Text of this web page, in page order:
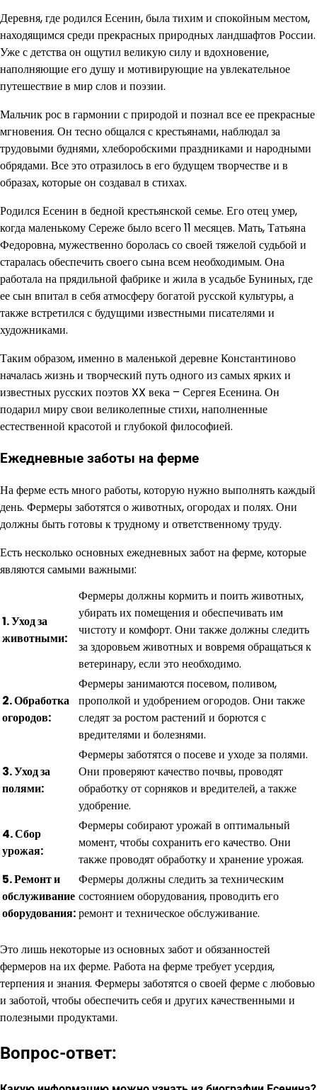
Деревня, где родился Есенин, была тихим и спокойным местом,
находящимся среди прекрасных природных ландшафтов России.
Уже с детства он ощутил великую силу и вдохновение,
наполняющие его душу и мотивирующие на увлекательное
путешествие в мир слов и поэзии.
Мальчик рос в гармонии с природой и познал все ее прекрасные
мгновения. Он тесно общался с крестьянами, наблюдал за
трудовыми буднями, хлеборобскими праздниками и народными
обрядами. Все это отразилось в его будущем творчестве и в
образах, которые он создавал в стихах.
Родился Есенин в бедной крестьянской семье. Его отец умер,
когда маленькому Сереже было всего 11 месяцев. Мать, Татьяна
Федоровна, мужественно боролась со своей тяжелой судьбой и
старалась обеспечить своего сына всем необходимым. Она
работала на прядильной фабрике и жила в усадьбе Буниных, где
ее сын впитал в себя атмосферу богатой русской культуры, а
также встретился с будущими известными писателями и
художниками.
Таким образом, именно в маленькой деревне Константиново
началась жизнь и творческий путь одного из самых ярких и
известных русских поэтов XX века – Сергея Есенина. Он
подарил миру свои великолепные стихи, наполненные
естественной красотой и глубокой философией.
Ежедневные заботы на ферме
На ферме есть много работы, которую нужно выполнять каждый
день. Фермеры заботятся о животных, огородах и полях. Они
должны быть готовы к трудному и ответственному труду.
Есть несколько основных ежедневных забот на ферме, которые
являются самыми важными:
1. Уход за
животными:
Фермеры должны кормить и поить животных,
убирать их помещения и обеспечивать им
чистоту и комфорт. Они также должны следить
за здоровьем животных и вовремя обращаться к
ветеринару, если это необходимо.
2. Обработка
огородов:
Фермеры занимаются посевом, поливом,
прополкой и удобрением огородов. Они также
следят за ростом растений и борются с
вредителями и болезнями.
3. Уход за
полями:
Фермеры заботятся о посеве и уходе за полями.
Они проверяют качество почвы, проводят
обработку от сорняков и вредителей, а также
удобрение.
4. Сбор
урожая:
Фермеры собирают урожай в оптимальный
момент, чтобы сохранить его качество. Они
также проводят обработку и хранение урожая.
5. Ремонт и
обслуживание
оборудования:
Фермеры должны следить за техническим
состоянием оборудования, проводить его
ремонт и техническое обслуживание.
Это лишь некоторые из основных забот и обязанностей
фермеров на их ферме. Работа на ферме требует усердия,
терпения и знания. Фермеры заботятся о своей ферме с любовью
и заботой, чтобы обеспечить себя и других качественными и
полезными продуктами.
Вопрос-ответ: